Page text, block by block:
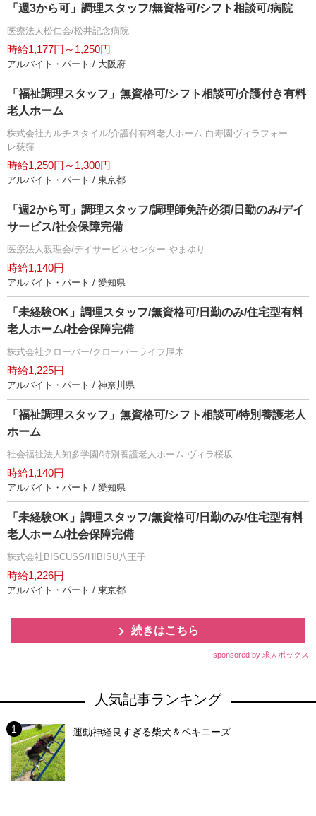
「週3から可」調理スタッフ/無資格可/シフト相談可/病院
医療法人松仁会/松井記念病院
時給1,177円～1,250円
アルバイト・パート / 大阪府
「福祉調理スタッフ」無資格可/シフト相談可/介護付き有料
老人ホーム
株式会社カルチスタイル/介護付有料老人ホーム 白寿園ヴィラフォー
レ荻窪
時給1,250円～1,300円
アルバイト・パート / 東京都
「週2から可」調理スタッフ/調理師免許必須/日勤のみ/デイ
サービス/社会保障完備
医療法人親理会/デイサービスセンター やまゆり
時給1,140円
アルバイト・パート / 愛知県
「未経験OK」調理スタッフ/無資格可/日勤のみ/住宅型有料
老人ホーム/社会保障完備
株式会社クローバー/クローバーライフ厚木
時給1,225円
アルバイト・パート / 神奈川県
「福祉調理スタッフ」無資格可/シフト相談可/特別養護老人
ホーム
社会福祉法人知多学園/特別養護老人ホーム ヴィラ桜坂
時給1,140円
アルバイト・パート / 愛知県
「未経験OK」調理スタッフ/無資格可/日勤のみ/住宅型有料
老人ホーム/社会保障完備
株式会社BISCUSS/HIBISU八王子
時給1,226円
アルバイト・パート / 東京都
続きはこちら
sponsored by 求人ボックス
人気記事ランキング
運動神経良すぎる柴犬＆ペキニーズ